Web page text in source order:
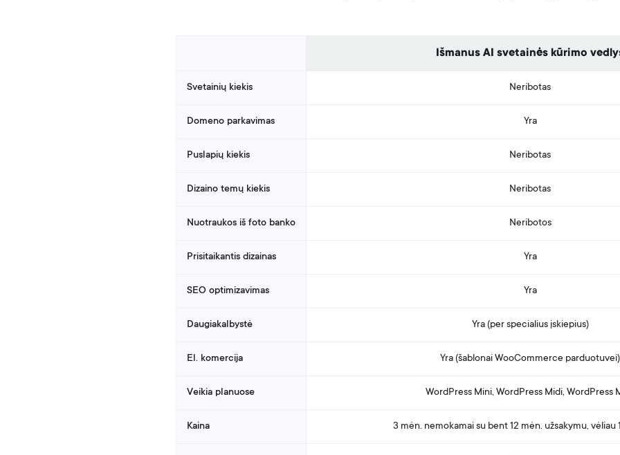
Išmanus AI svetainės kūrimo
Svetainių kiekis Neribotas
Domeno parkavimas Yra
Puslapių kiekis Neribotas
Dizaino temų kiekis Neribotas
Nuotraukos iš foto banko Neribotos
Prisitaikantis dizainas Yra
SEO optimizavimas Yra
Daugiakalbystė Yra (per specialius įskiepius)
El. komercija Yra (šablonai WooCommerce parduotuvei)
Veikia planuose WordPress Mini, WordPress Midi, WordPress
Kaina 3 mėn. nemokamai su bent 12 mėn. užsakymu, vėliau